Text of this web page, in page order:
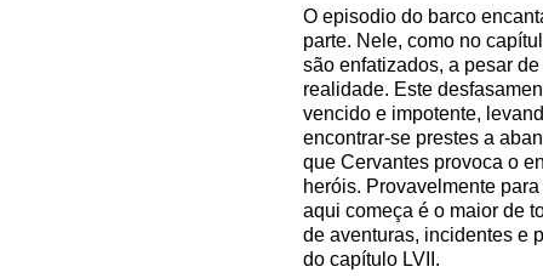
O episodio do barco
parte. Nele, como no
são enfatizados, a pesar
realidade. Este
vencido e impotente,
encontrar-se prestes a
que Cervantes provoca o
heróis. Provavelmente
aqui começa é o maior de
de aventuras, incidentes e
do capítulo LVII.